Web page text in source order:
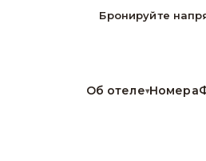
Бронируйте
Об отеле▾Номера